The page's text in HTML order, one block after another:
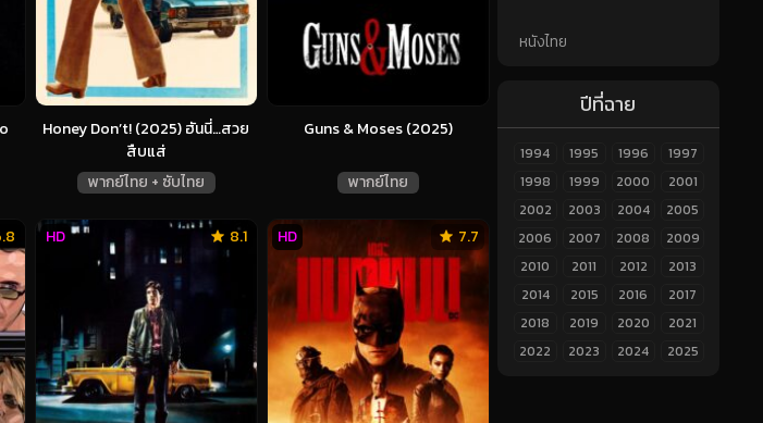
Honey Don’t! (2025) ฮันนี่…สวย
สืบแส่
พากย์ไทย + ซับไทย
Guns & Moses (2025)
พากย์ไทย
8.1
HD 7.7
HD
หนังไทย
ปีที่ฉาย
1994 1995 1996
1997
1998
1999 2000
2001
2002
2003 2004
2005
2006
2007 2008
2009
2010
2011 2012
2013
2014
2015 2016
2017
2018
2019 2020
2021
2022
2023 2024 2025